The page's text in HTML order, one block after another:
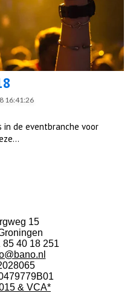
16:41:26
de eventbranche voor
15
85 40 18 251
& VCA*